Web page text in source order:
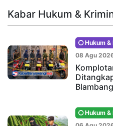
Kabar Hukum &
Hukum &
08 Agu
Hukum &